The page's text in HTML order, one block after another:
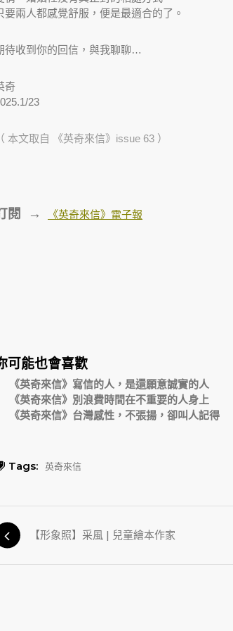
要兩人都感覺舒服，便是最適合的了。
待收到你的回信，與我聊聊…
奇
23
本文取自 《英奇來信》issue 63 ）
閱 → 《英奇來信》電子報
可能也會喜歡
《英奇來信》寫信的人，是還願意誠實的人
《英奇來信》別浪費時間在不重要的人身上
《英奇來信》台灣感性，不張揚，卻叫人記得
Tags: 英奇來信
【形象照】采風 | 兒童繪本作家